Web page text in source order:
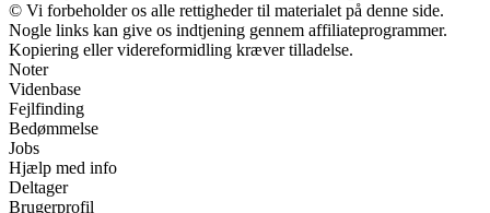
© Vi forbeholder os alle rettigheder til materialet på denne side.
Nogle links kan give os indtjening gennem affiliateprogrammer.
Kopiering eller videreformidling kræver tilladelse.
Noter
Videnbase
Fejlfinding
Bedømmelse
Jobs
Hjælp med info
Deltager
Brugerprofil